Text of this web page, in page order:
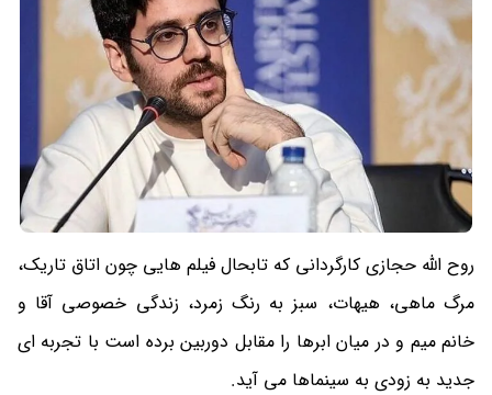
روح الله حجازی کارگردانی که تابحال فیلم هایی چون اتاق تاریک،
مرگ ماهی، هیهات، سبز به رنگ زمرد، زندگی خصوصی آقا و
خانم میم و در میان ابرها را مقابل دوربین برده است با تجربه ای
جدید به زودی به سینماها می آید.